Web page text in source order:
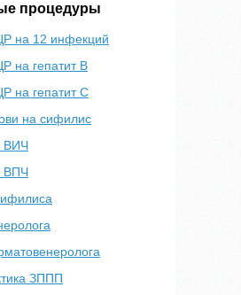
процедуры
на 12 инфекций
на гепатит B
на гепатит С
на сифилис
ВИЧ
ВПЧ
ЗППП